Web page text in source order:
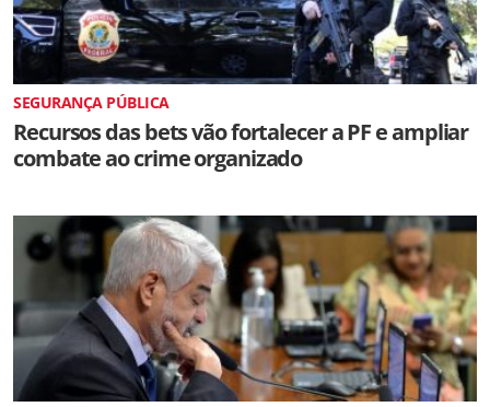
SEGURANÇA PÚBLICA
Recursos das bets vão fortalecer a PF e ampliar
combate ao crime organizado